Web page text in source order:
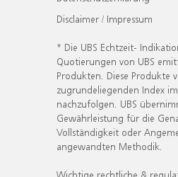
Disclaimer / Impressum
* Die UBS Echtzeit-
Quotierungen von UBS
Produkten. Diese Produkte
zugrundeliegenden Index
nachzufolgen. UBS
Gewährleistung für die
Vollständigkeit oder
angewandten Methodik.